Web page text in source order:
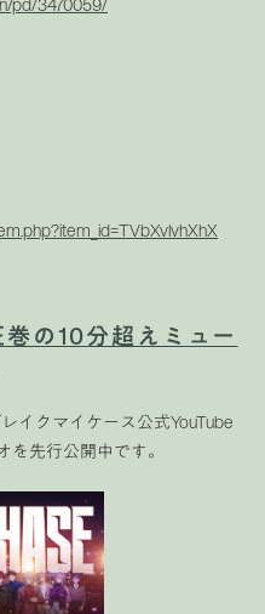
の10分超えミュー
イクマイケース公式YouTube
先行公開中です。